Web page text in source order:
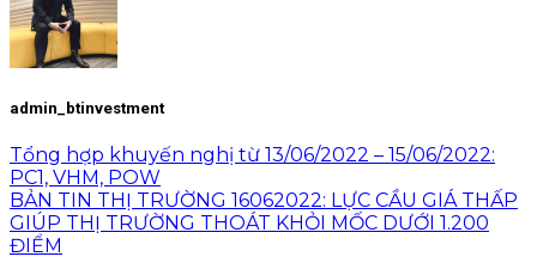
admin_btinvestment
Tổng hợp khuyến nghị từ 13/06/2022 – 15/06/2022:
PC1, VHM, POW
BẢN TIN THỊ TRƯỜNG 16062022: LỰC CẦU GIÁ THẤP
GIÚP THỊ TRƯỜNG THOÁT KHỎI MỐC DƯỚI 1.200
ĐIỂM